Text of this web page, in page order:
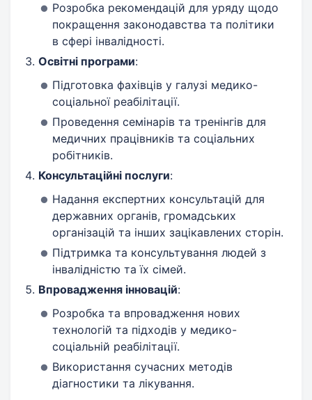
Розробка рекомендацій для уряду щодо
покращення законодавства та політики
в сфері інвалідності.
Освітні програми:
Підготовка фахівців у галузі медико-
соціальної реабілітації.
Проведення семінарів та тренінгів для
медичних працівників та соціальних
робітників.
Консультаційні послуги:
Надання експертних консультацій для
державних органів, громадських
організацій та інших зацікавлених сторін.
Підтримка та консультування людей з
інвалідністю та їх сімей.
Впровадження інновацій:
Розробка та впровадження нових
технологій та підходів у медико-
соціальній реабілітації.
Використання сучасних методів
діагностики та лікування.